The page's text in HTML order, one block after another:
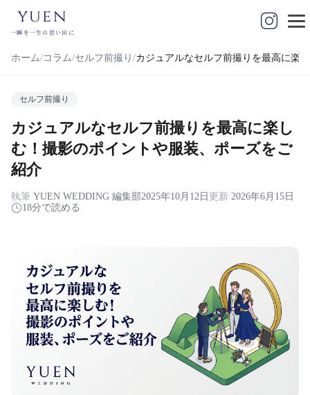
yuen
一瞬を一生の思い出に
ホーム コラム セルフ前撮り カジュアルなセルフ前撮りを最高に楽
セルフ前撮り
カジュアルなセルフ前撮りを最高に楽し
む！撮影のポイントや服装、ポーズをご
紹介
執筆 YUEN WEDDING 編集部2025年10月12日 更新 2026年6月15日
18分で読める